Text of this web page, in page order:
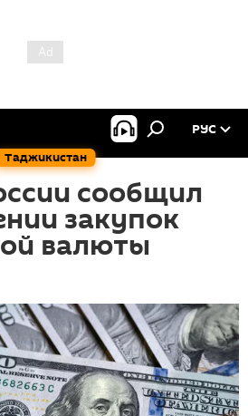
Таджикистан
РУС
сообщил
закупок
валюты